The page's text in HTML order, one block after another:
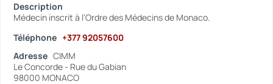
Description
Médecin inscrit à l’Ordre des Médecins de Monaco.
Téléphone +377 92057600
Adresse CIMM
Le Concorde - Rue du Gabian
98000 MONACO